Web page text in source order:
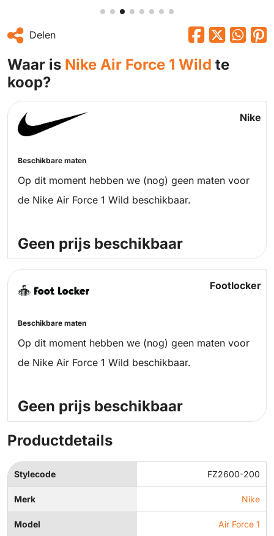
Delen
Waar is Nike Air Force 1 Wild te
koop?
Nike
Beschikbare maten
Op dit moment hebben we (nog) geen maten voor
de Nike Air Force 1 Wild beschikbaar.
Geen prijs beschikbaar
Footlocker
Beschikbare maten
Op dit moment hebben we (nog) geen maten voor
de Nike Air Force 1 Wild beschikbaar.
Geen prijs beschikbaar
Productdetails
Stylecode FZ2600-200
Merk Nike
Model Air Force 1